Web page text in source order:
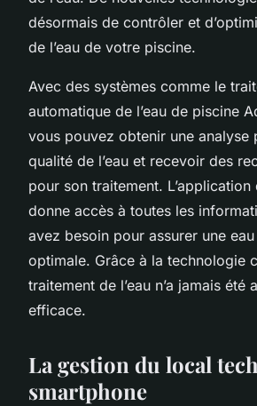
désormais de contrôler et
de l’eau de votre piscine.
Avec des systèmes comme le
automatique de l’eau de piscine
vous pouvez obtenir une analyse
qualité de l’eau et recevoir des
pour son traitement.
donne accès à toutes les
avez besoin pour assurer une
optimale. Grâce à la technologie
traitement de l’eau n’a jamais été
efficace.
La gestion du local
smartphone